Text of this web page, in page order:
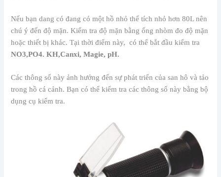
Nếu bạn dang có đang có một hồ nhỏ thể tích nhỏ hơn 80L nên
chú ý đến độ mặn. Kiểm tra độ mặn bằng ống nhòm đo độ mặn
hoặc thiết bị khác. Tại thời điểm này, có thể bắt đầu kiểm tra
NO3,PO4. KH,Canxi, Magie, pH.
Các thông số này ảnh hưởng đến sự phát triển của san hô và tảo
trong hồ cá cảnh. Bạn có thể kiểm tra các thông số này bằng bộ
dụng cụ kiểm tra.